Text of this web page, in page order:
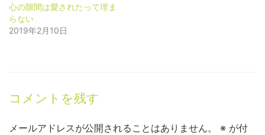
ン
ド
ウ
で
開
だ
さ
(新
し
き
心の隙間は愛されたって埋ま
らない
2019年2月10日
コメントを残す
メールアドレスが公開されることはありません。 ※ が付